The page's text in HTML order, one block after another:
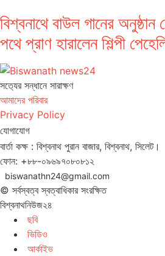
বিশ্বনাথে বাউল গানের অনুষ্ঠান
পথে প্রাণ হারালেন শিল্পী
সত‌্যের সন্ধানে সারাক্ষণ
আমাদের পরিবার
Privacy Policy
যোগাযোগ
বার্তা কক্ষ : বিশ্বনাথ পুরান বাজার, বিশ্বনাথ, সিলেট।
ফোন: +৮৮-০৯৬৯৭০৮০৮১২
biswanathn24@gmail.com
© সর্বস্বত্ব স্বত্বাধিকার সংরক্ষিত
বিশ্বনাথনিউজ২৪
ছবি
ভিডিও
আর্কাইভ